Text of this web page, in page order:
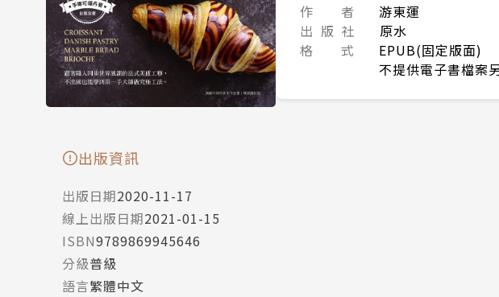
作 者
游東運
出 版 社
原水
格 式
EPUB(固定版面)
不提供電子書檔案
出版資訊
出版日期2020-11-17
線上出版日期2021-01-15
ISBN9789869945646
分級普級
語言繁體中文